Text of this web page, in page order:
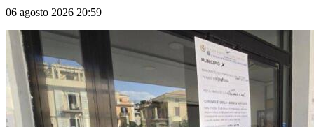
06 agosto 2026 20:59